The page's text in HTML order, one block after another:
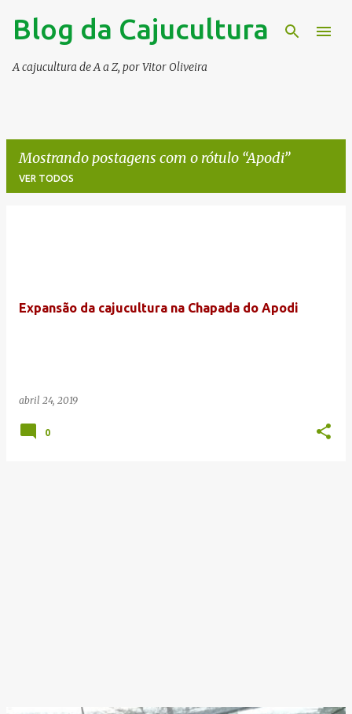
Pular para o conteúdo principal
Blog da Cajucultura
A cajucultura de A a Z, por Vitor Oliveira
Mostrando postagens com o rótulo Apodi
VER TODOS
Expansão da cajucultura na Chapada do Apodi
abril 24, 2019
0